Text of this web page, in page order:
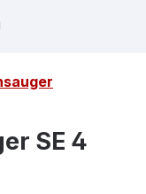
SE 4